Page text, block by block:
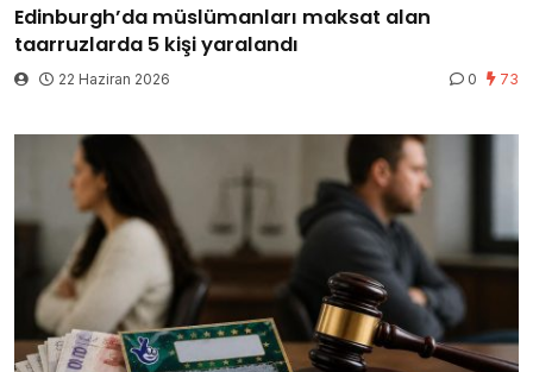
Edinburgh’da müslümanları maksat alan
taarruzlarda 5 kişi yaralandı
22 Haziran 2026 0 73